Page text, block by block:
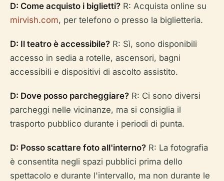
D: Come acquisto i biglietti? R: Acquista online su
mirvish.com, per telefono o presso la biglietteria.
D: Il teatro è accessibile? R: Sì, sono disponibili
accesso in sedia a rotelle, ascensori, bagni
accessibili e dispositivi di ascolto assistito.
D: Dove posso parcheggiare? R: Ci sono diversi
parcheggi nelle vicinanze, ma si consiglia il
trasporto pubblico durante i periodi di punta.
D: Posso scattare foto all'interno? R: La fotografia
è consentita negli spazi pubblici prima dello
spettacolo e durante l'intervallo, ma non durante le